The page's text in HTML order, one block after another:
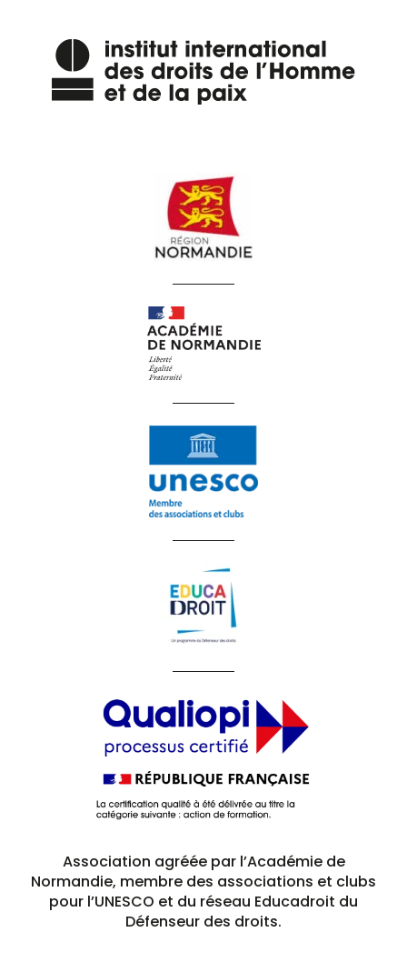
Association agréée par l’Académie de
Normandie, membre des associations et clubs
pour l’UNESCO et du réseau Educadroit du
Défenseur des droits.